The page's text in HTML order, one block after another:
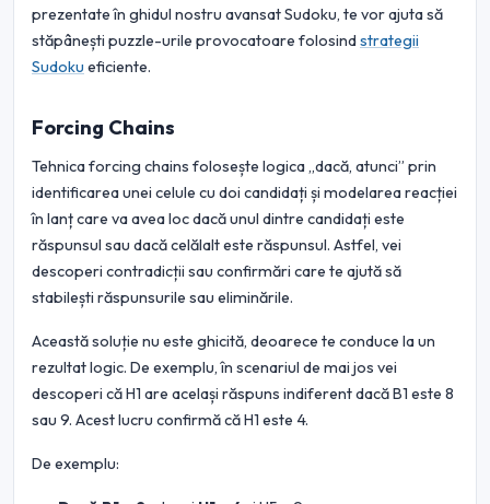
prezentate în ghidul nostru avansat Sudoku, te vor ajuta să
stăpânești puzzle-urile provocatoare folosindstrategii
Sudoku eficiente.
Forcing Chains
Tehnica forcing chains folosește logica „dacă, atunci” prin
identificarea unei celule cu doi candidați și modelarea reacției
în lanț care va avea loc dacă unul dintre candidați este
răspunsul sau dacă celălalt este răspunsul. Astfel, vei
descoperi contradicții sau confirmări care te ajută să
stabilești răspunsurile sau eliminările.
Această soluție nu este ghicită, deoarece te conduce la un
rezultat logic. De exemplu, în scenariul de mai jos vei
descoperi că H1 are același răspuns indiferent dacă B1 este 8
sau 9. Acest lucru confirmă că H1 este 4.
De exemplu: